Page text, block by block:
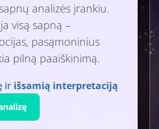
analizės įrankiu.
visą sapną –
pasąmoninius
pilną paaiškinimą.
ir išsamią interpretaciją